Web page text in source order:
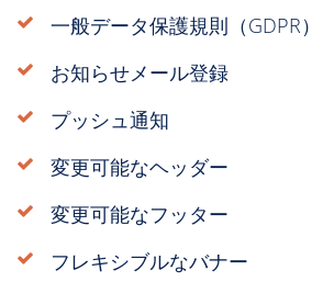
一般データ保護規則（GDPR）
お知らせメール登録
プッシュ通知
変更可能なヘッダー
変更可能なフッター
フレキシブルなバナー